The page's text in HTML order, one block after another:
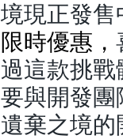
境現正發售
限時優惠，
過這款挑
要與開發
遺棄之境